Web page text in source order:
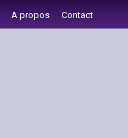
A propos Contact